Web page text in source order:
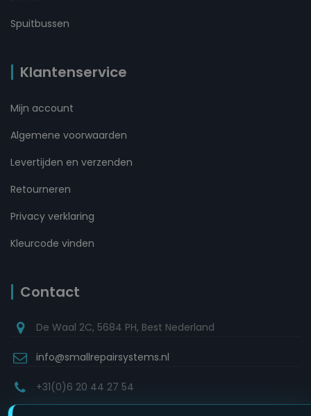
Spuitbussen
Klantenservice
Mijn account
Algemene voorwaarden
Levertijden en verzenden
Retourneren
Privacy verklaring
Kleurcode vinden
Contact
De Waal 2C, 5684 PH, Best Nederland
info@smallrepairsystems.nl
+31(0)6 20 44 27 54